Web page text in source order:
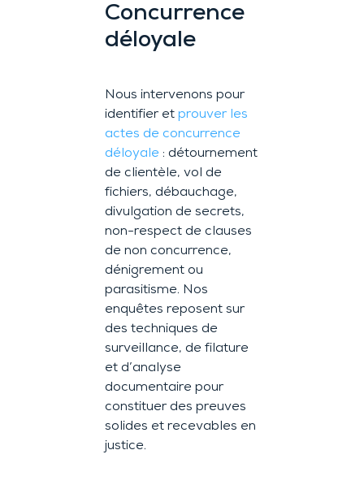
Concurrence
déloyale
Nous intervenons pour
identifier et prouver les
actes de concurrence
déloyale : détournement
de clientèle, vol de
fichiers, débauchage,
divulgation de secrets,
non-respect de clauses
de non concurrence,
dénigrement ou
parasitisme. Nos
enquêtes reposent sur
des techniques de
surveillance, de filature
et d’analyse
documentaire pour
constituer des preuves
solides et recevables en
justice.